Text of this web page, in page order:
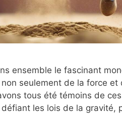
ensemble le fascinant
seulement de la force et
tous été témoins de
défiant les lois de la gravité,